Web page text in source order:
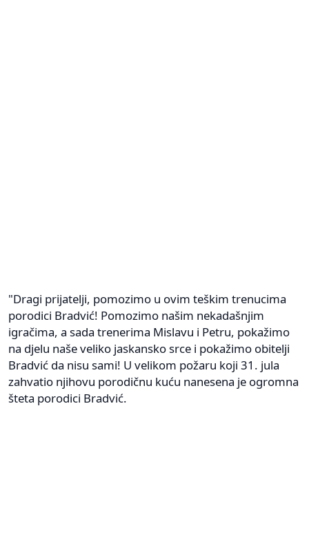
"Dragi prijatelji, pomozimo u ovim teškim trenucima
porodici Bradvić! Pomozimo našim nekadašnjim
igračima, a sada trenerima Mislavu i Petru, pokažimo
na djelu naše veliko jaskansko srce i pokažimo obitelji
Bradvić da nisu sami! U velikom požaru koji 31. jula
zahvatio njihovu porodičnu kuću nanesena je ogromna
šteta porodici Bradvić.